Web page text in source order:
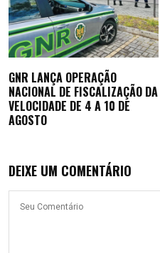
GNR LANÇA OPERAÇÃO
NACIONAL DE FISCALIZAÇÃO DA
VELOCIDADE DE 4 A 10 DE
AGOSTO
DEIXE UM COMENTÁRIO